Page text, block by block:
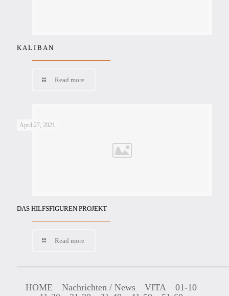
K A L I B A N
Read more
April 27, 2021
DAS HILFSFIGUREN PROJEKT
Read more
HOME Nachrichten / News VITA
01-10